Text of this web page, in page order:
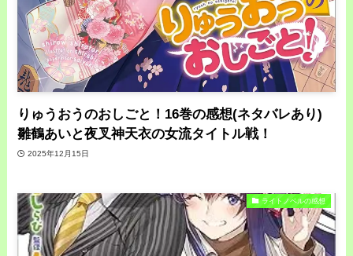
りゅうおうのおしごと！16巻の感想(ネタバレあり)
雛鶴あいと夜叉神天衣の女流タイトル戦！
2025年12月15日
ライトノベルの感想